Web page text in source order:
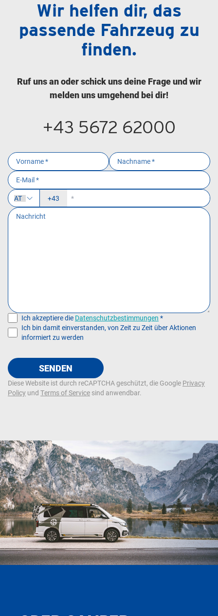
Wir helfen dir, das
passende Fahrzeug zu
finden.
Ruf uns an oder schick uns deine Frage und wir
melden uns umgehend bei dir!
+43 5672 62000
+43
Ich akzeptiere die Datenschutzbestimmungen *
Ich bin damit einverstanden, von Zeit zu Zeit über Aktionen
informiert zu werden
SENDEN
Diese Website ist durch reCAPTCHA geschützt, die Google Privacy
Policy und Terms of Service sind anwendbar.